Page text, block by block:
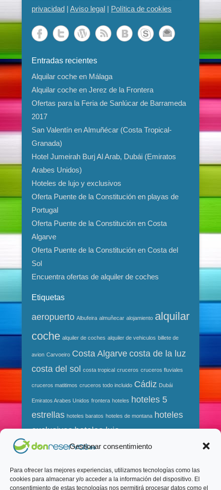
Gestionar consentimiento
Para ofrecer las mejores experiencias, utilizamos tecnologías como las
cookies para almacenar y/o acceder a la información del dispositivo. El
consentimiento de estas tecnologías nos permitirá procesar datos como el
privacidad | Aviso legal | Política de cookies
Entradas recientes
Alquilar coche en Málaga
Alquilar coche en Jerez de la Frontera
Ofertas para la Feria de Sanlúcar de Barrameda
2017
San Valentín en Almuñécar (Costa Tropical-
Granada)
Hotel Jumeirah Burj Al Arab, Dubái (Emiratos
Arabes Unidos)
Hoteles de lujo y exclusivos
Oferta Puente de la Constitución en playas de
Portugal
Oferta Puente de la Constitución en Costa
Algarve
Oferta Puente de la Constitución en Costa del
Sol
Encuentra ofertas de alquiler de coches
Etiquetas
aeropuerto Albufeira almuñecar alojamiento alquilar
coche alquiler de coches alquiler de vehiculos billete de
avion Carvoeiro Costa Algarve costa de la luz
costa del sol costa tropical cruceros cruceros fluviales
cruceros matitimos cruceros todo incluido Cádiz Dubái
Emiratos Arabes Unidos frontera hoteles hoteles 5
estrellas hoteles baratos hoteles de montana hoteles
exclusivos hoteles lujo
mijascosta málaga ofertas cruceros ofertas hoteles
playa playas de granada Portugal rio
torremolinos vacaciones viajes vuelos vuelos baratos